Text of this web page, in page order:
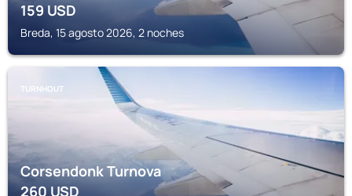
159USD
Breda, 15 agosto 2026, 2 noches
TURNHOUT
Corsendonk Turnova
260USD